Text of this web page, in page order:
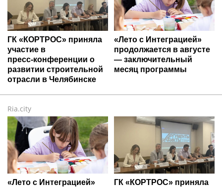
ГК «КОРТРОС» приняла
участие в
пресс‑конференции о
развитии строительной
отрасли в Челябинске
«Лето с Интеграцией»
продолжается в августе
— заключительный
месяц программы
Ria.city
«Лето с Интеграцией»
ГК «КОРТРОС» приняла